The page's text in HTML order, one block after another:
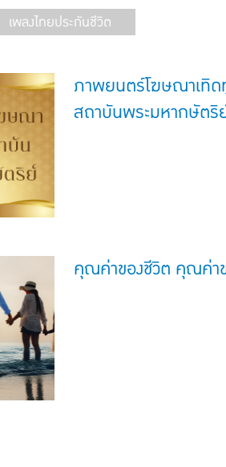
เพลงไทยประกันชีวิต
ภาพยนตร์โฆษณาเทิ
สถาบันพระมหากษัตริ
คุณค่าของชีวิต คุณค่า